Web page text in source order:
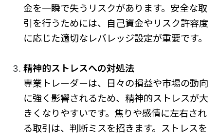
金を一瞬で失うリスクがあります。安全な取
引を行うためには、自己資金やリスク許容度
に応じた適切なレバレッジ設定が重要です。
精神的ストレスへの対処法
専業トレーダーは、日々の損益や市場の動向
に強く影響されるため、精神的ストレスが大
きくなりやすいです。焦りや感情に左右され
る取引は、判断ミスを招きます。ストレスを